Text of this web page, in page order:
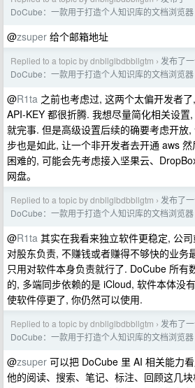
DoCube：一款用于打造个人知识库的文档浏览器
@zsuper 给个邮箱地址
Replied to a topic by dnbllglbdbbllgtm › 发布了
DoCube：一款用于打造个人知识库的文档浏览器
@R1ta 之前也考虑过, 这两个太偏开发者
API-KEY 都很折腾. 我想尽量简化相关设置
就完事. 但是高级设置后续的确要考虑开放
步也是如此, 让一个非开发者去开通 aws
困难的, 可能会先考虑接入坚果云、
网盘。
Replied to a topic by dnbllglbdbbllgtm › 发布了
DoCube：一款用于打造个人知识库的文档浏览器
@R1ta 其实在我看来独立软件更稳定, 公
对股东负责, 不赚钱或者赚得不够快的业务
只用对软件本身负责就行了. DoCube 所有
的, 多端同步依赖的是 iCloud, 软件本体没
使软件停更了, 你仍然可以使用.
Replied to a topic by dnbllglbdbbllgtm › 发布了
DoCube：一款用于打造个人知识库的文档浏览器
@zsuper 可以把 DoCube 里 AI 相关能力
他的阅读、搜索、笔记、标注、回顾这几